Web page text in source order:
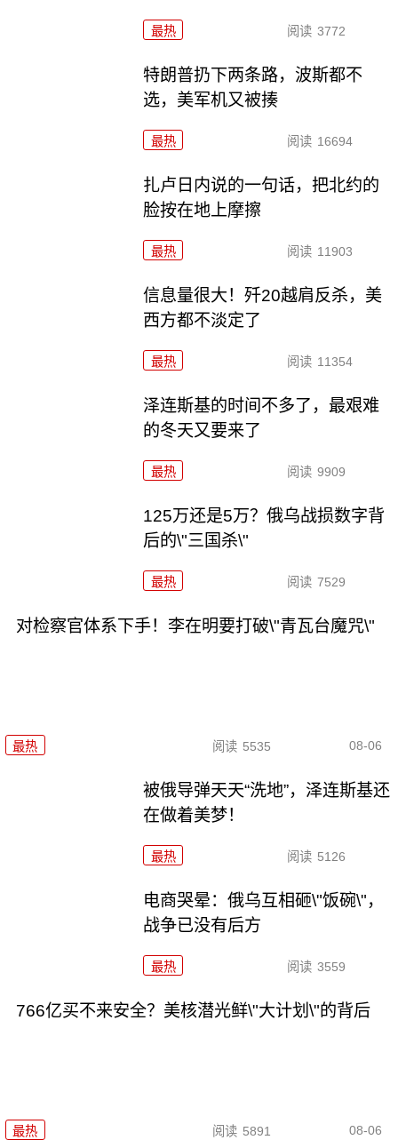
最热 阅读 3772
特朗普扔下两条路，波斯都不
选，美军机又被揍
最热 阅读 16694
扎卢日内说的一句话，把北约的
脸按在地上摩擦
最热 阅读 11903
信息量很大！歼20越肩反杀，美
西方都不淡定了
最热 阅读 11354
泽连斯基的时间不多了，最艰难
的冬天又要来了
最热 阅读 9909
125万还是5万？俄乌战损数字背
后的\"三国杀\"
最热 阅读 7529
对检察官体系下手！李在明要打破\"青瓦台魔咒\"
最热 阅读 5535 08-06
被俄导弹天天“洗地”，泽连斯基还
在做着美梦！
最热 阅读 5126
电商哭晕：俄乌互相砸\"饭碗\"，
战争已没有后方
最热 阅读 3559
766亿买不来安全？美核潜光鲜\"大计划\"的背后
最热 阅读 5891 08-06